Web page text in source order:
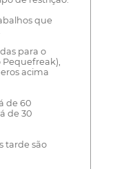
que
para o
acima
de 60
de 30
tarde são